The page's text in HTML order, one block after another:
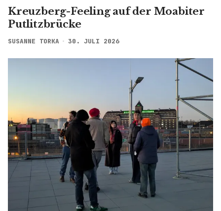
Kreuzberg-Feeling auf der Moabiter
Putlitzbrücke
SUSANNE TORKA 30. JULI 2026